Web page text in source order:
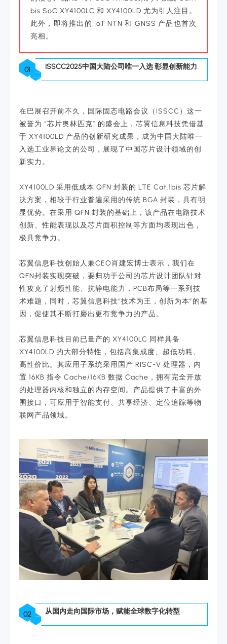
bis SoC XY4100LC 和 XY4100LD 尤为引人注目。
此外，即将推出的 IoT NTN 和 GNSS 产品也首次
亮相。
01 ISSCC2025中国大陆公司唯一入选 彰显创新能力
在巴展召开前不久，国际固态电路会议（ISSCC）这一
被誉为 “芯片奥林匹克” 的盛会上，芯翼信息科技凭借基
于 XY4100LD 产品的创新研究成果，成为中国大陆唯一
入选工业界论文的公司，展现了中国芯片设计领域的创
新实力。
XY4100LD 采用低成本 QFN 封装的 LTE Cat.1bis 芯片解
决方案，相较于行业普遍采用的传统 BGA 封装，具有明
显优势。在采用 QFN 封装的基础上，该产品在电路技术
创新、性能表现以及芯片面积控制等方面均表现出色，
极具竞争力。
芯翼信息科技创始人兼CEO肖建宏博士表示，我们在
QFN封装实现突破，要归功于公司的芯片设计团队针对
性攻克了射频性能、抗静电能力，PCB布局等一系列技
术难题，同时，芯翼信息科技“技术为王，创新为本”的基
因，促使其不断打磨出更有竞争力的产品。
芯翼信息科技目前已量产的 XY4100LC 同样具备
XY4100LD 的大部分特性，包括高集成度、超低功耗、
高性价比。其应用子系统采用国产 RISC-V 处理器，内
置 16KB 指令 Cache/16KB 数据 Cache，拥有完全开放
的处理器内核和独立的内存空间。产品提供了丰富的外
围接口，可应用于智能支付、共享经济、定位追踪等物
联网产品领域。
02 从国内走向国际市场，赋能全球数字化转型